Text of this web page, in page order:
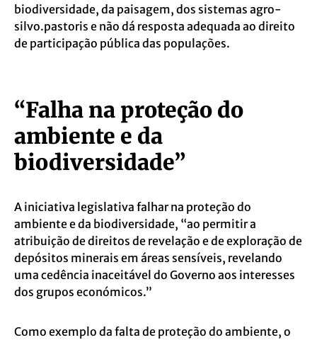
biodiversidade, da paisagem, dos sistemas agro-
silvo.pastoris e não dá resposta adequada ao direito
de participação pública das populações.
“Falha na proteção do
ambiente e da
biodiversidade”
A iniciativa legislativa falhar na proteção do
ambiente e da biodiversidade, “ao permitir a
atribuição de direitos de revelação e de exploração de
depósitos minerais em áreas sensíveis, revelando
uma cedência inaceitável do Governo aos interesses
dos grupos económicos.”
Como exemplo da falta de proteção do ambiente, o